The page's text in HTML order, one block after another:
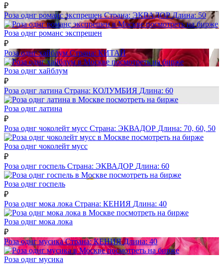
₽
Роза однг романс экспрешенСтрана: ЭКВАДОР Длина: 50
посмотреть на бирже
Роза однг романс экспрешен
₽
Роза однг хайблумСтрана: КИТАЙ
посмотреть на бирже
Роза однг хайблум
₽
Роза однг латина Страна: КОЛУМБИЯ Длина: 60
посмотреть на бирже
Роза однг латина
₽
Роза однг чоколейт мусс Страна: ЭКВАДОР Длина: 70, 60, 50
посмотреть на бирже
Роза однг чоколейт мусс
₽
Роза однг госпель Страна: ЭКВАДОР Длина: 60
посмотреть на бирже
Роза однг госпель
₽
Роза однг мока лока Страна: КЕНИЯ Длина: 40
посмотреть на бирже
Роза однг мока лока
₽
Роза однг мусикаСтрана:КЕНИЯ Длина:40
посмотреть на бирже
Роза однг мусика